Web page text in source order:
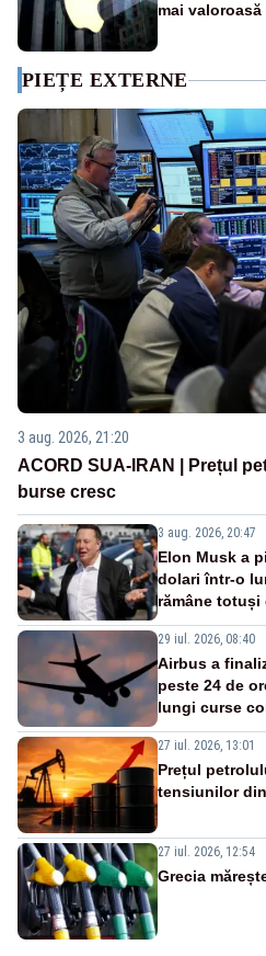
mai
PIEȚE EXTERNE
3 aug. 2026, 21:20
ACORD SUA-IRAN | Prețul
burse cresc
3 aug. 2026, 20:47
Elon Musk a
dolari într-o
rămâne totuși
29 iul. 2026, 08:40
Airbus a
peste 24 de
lungi curse
27 iul. 2026, 13:01
Prețul
tensiunilor
27 iul. 2026, 12:54
Grecia